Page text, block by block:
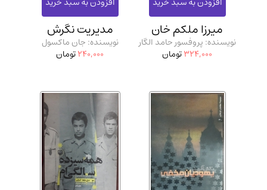
(140)
کامپیوتر و نرم افزار(13)
آشپزی و خوراکی(25)
سرگرمی و بازی
(116)
رمان و داستان خارجی (489)
حقوقی و قانون(47)
کتاب های مصور رنگی و گلاسه(23)
میرزا ملکم خان
نویسنده: پروفسور حامد الگار
324,000تومان
مدیریت نگرش
نویسنده: جان ماکسول
240,000تومان